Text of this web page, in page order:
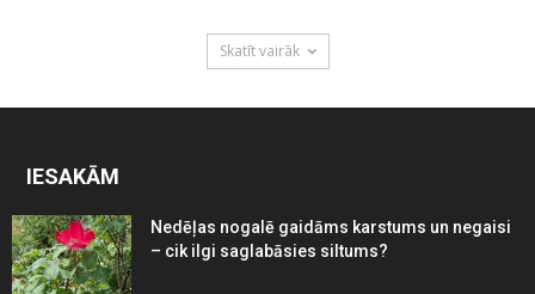
Skatīt vairāk
IESAKĀM
Nedēļas nogalē gaidāms karstums un negaisi
– cik ilgi saglabāsies siltums?